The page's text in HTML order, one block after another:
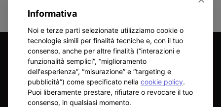
ISTITUTO
Direttore:
Don Mauro Mergola
Informativa
Noi e terze parti selezionate utilizziamo cookie o
tecnologie simili per finalità tecniche e, con il tuo
consenso, anche per altre finalità (“interazioni e
funzionalità semplici”, “miglioramento
dell'esperienza”, “misurazione” e “targeting e
pubblicità”) come specificato nella cookie policy.
Puoi liberamente prestare, rifiutare o revocare il tuo
consenso, in qualsiasi momento.